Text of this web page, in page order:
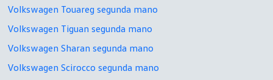
Volkswagen Touareg segunda mano
Volkswagen Tiguan segunda mano
Volkswagen Sharan segunda mano
Volkswagen Scirocco segunda mano